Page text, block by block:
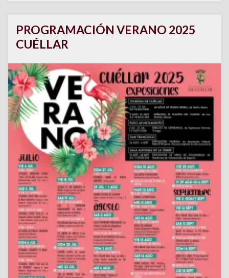
PROGRAMACIÓN VERANO 2025
CUÉLLAR